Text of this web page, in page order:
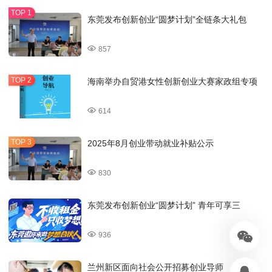
东莞发布创新创业“圆梦计划”全链条大礼包
857
海南举办自贸港女性创新创业大赛家政组专项
614
2025年8月创业带动就业补贴公示
830
东莞发布创新创业“圆梦计划” 青年可享三
936
兰州新区面向社会公开招募创业导师